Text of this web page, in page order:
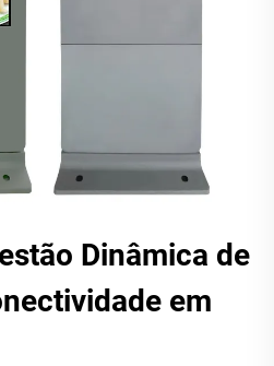
Dinâmica de
em